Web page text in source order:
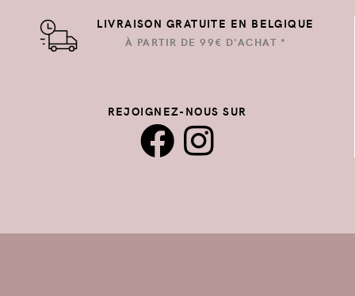
LIVRAISON GRATUITE EN BELGIQUE
À PARTIR DE 99€ D'ACHAT *
REJOIGNEZ-NOUS SUR